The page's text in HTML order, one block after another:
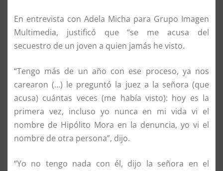
En entrevista con Adela Micha para Grupo Imagen
Multimedia, justificó que “se me acusa del
secuestro de un joven a quien jamás he visto.
“Tengo más de un año con ese proceso, ya nos
carearon (…) le preguntó la juez a la señora (que
acusa) cuántas veces (me había visto): hoy es la
primera vez, incluso yo nunca en mi vida vi el
nombre de Hipólito Mora en la denuncia, yo vi el
nombre de otra persona”, dijo.
“Yo no tengo nada con él, dijo la señora en el